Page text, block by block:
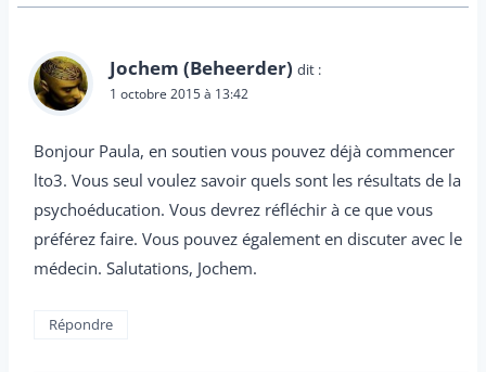
Jochem (Beheerder) dit :
1 octobre 2015 à 13:42
Bonjour Paula, en soutien vous pouvez déjà commencer
lto3. Vous seul voulez savoir quels sont les résultats de la
psychoéducation. Vous devrez réfléchir à ce que vous
préférez faire. Vous pouvez également en discuter avec le
médecin. Salutations, Jochem.
Répondre